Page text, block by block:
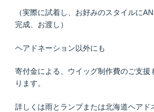
（実際に試着し、お好みのスタイルに
完成、お渡し）
ヘアドネーション以外にも
寄付金による、ウイッグ制作費のご支援
ります。
詳しくは雨とランプまたは北海道ヘアド